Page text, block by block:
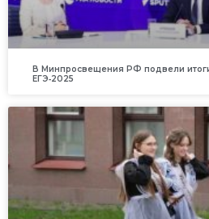
В Минпросвещения РФ подвели
ЕГЭ‑2025